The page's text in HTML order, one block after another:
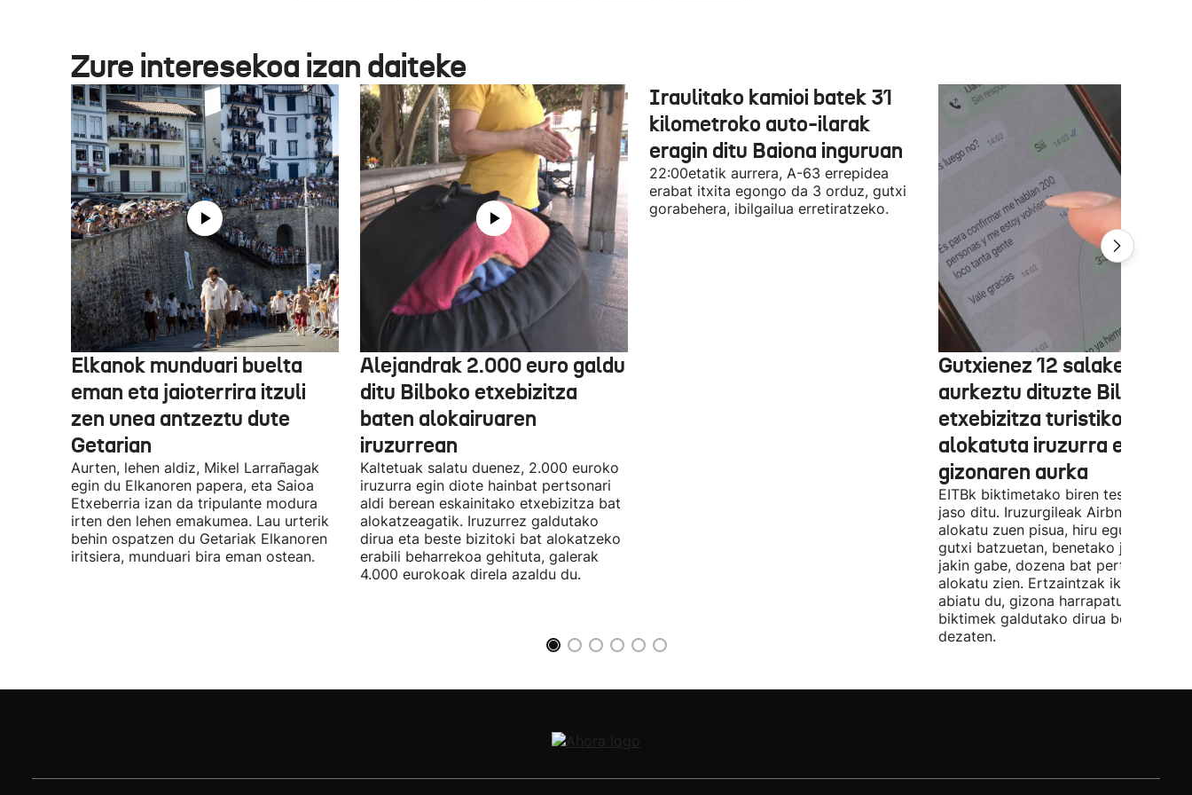
Zure interesekoa izan daiteke
Elkanok munduari buelta
eman eta jaioterrira itzuli
zen unea antzeztu dute
Getarian
Aurten, lehen aldiz, Mikel Larrañagak
egin du Elkanoren papera, eta Saioa
Etxeberria izan da tripulante modura
irten den lehen emakumea. Lau urterik
behin ospatzen du Getariak Elkanoren
iritsiera, munduari bira eman ostean.
Alejandrak 2.000 euro galdu
ditu Bilboko etxebizitza
baten alokairuaren
iruzurrean
Kaltetuak salatu duenez, 2.000 euroko
iruzurra egin diote hainbat pertsonari
aldi berean eskainitako etxebizitza bat
alokatzeagatik. Iruzurrez galdutako
dirua eta beste bizitoki bat alokatzeko
erabili beharrekoa gehituta, galerak
4.000 eurokoak direla azaldu du.
Iraulitako kamioi batek 31
kilometroko auto-ilarak
eragin ditu Baiona inguruan
22:00etatik aurrera, A-63 errepidea
erabat itxita egongo da 3 orduz, gutxi
gorabehera, ibilgailua erretiratzeko.
Gutxienez 12 salaketa
aurkeztu dituzte Bilbon
etxebizitza turistiko bat
alokatuta iruzurra egin
gizonaren aurka
EITBk biktimetako biren testigantzak
jaso ditu. Iruzurgileak Airbnb bidez
alokatu zuen pisua, hiru egunez. Ordu
gutxi batzuetan, benetako jabeak
jakin gabe, dozena bat pertsonari
alokatu zien. Ertzaintzak ikerketa
abiatu du, gizona harrapatu eta
biktimek galdutako dirua berreskura
dezaten.